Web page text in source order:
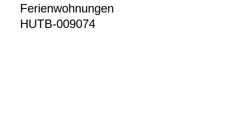
Ferienwohnungen
HUTB-009074